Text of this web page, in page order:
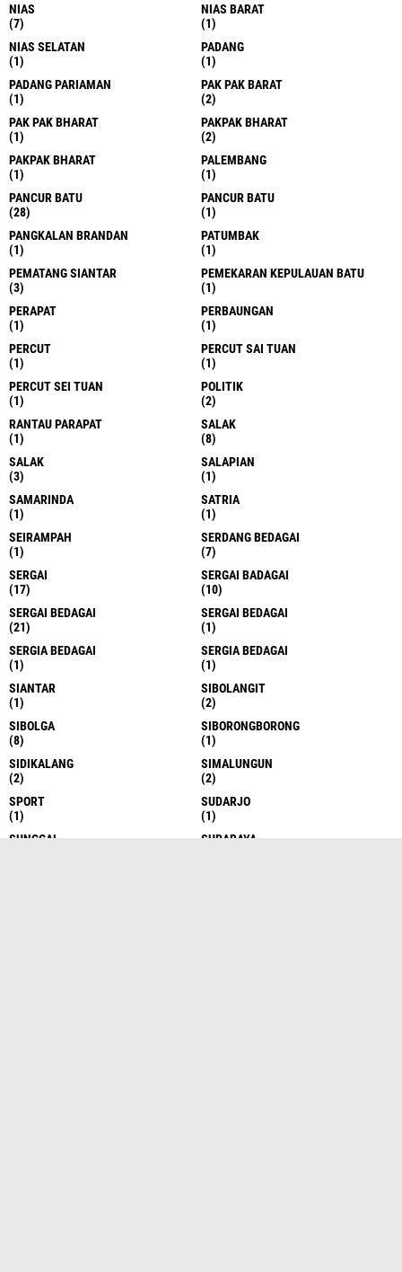
NIAS
(7)
NIAS BARAT
(1)
NIAS SELATAN
(1)
PADANG
(1)
PADANG PARIAMAN
(1)
PAK PAK BARAT
(2)
PAK PAK BHARAT
(1)
PAKPAK BHARAT
(2)
PAKPAK BHARAT
(1)
PALEMBANG
(1)
PANCUR BATU
(28)
PANCUR BATU
(1)
PANGKALAN BRANDAN
(1)
PATUMBAK
(1)
PEMATANG SIANTAR
(3)
PEMEKARAN KEPULAUAN BATU
(1)
PERAPAT
(1)
PERBAUNGAN
(1)
PERCUT
(1)
PERCUT SAI TUAN
(1)
PERCUT SEI TUAN
(1)
POLITIK
(2)
RANTAU PARAPAT
(1)
SALAK
(8)
SALAK
(3)
SALAPIAN
(1)
SAMARINDA
(1)
SATRIA
(1)
SEIRAMPAH
(1)
SERDANG BEDAGAI
(7)
SERGAI
(17)
SERGAI BADAGAI
(10)
SERGAI BEDAGAI
(21)
SERGAI BEDAGAI
(1)
SERGIA BEDAGAI
(1)
SERGIA BEDAGAI
(1)
SIANTAR
(1)
SIBOLANGIT
(2)
SIBOLGA
(8)
SIBORONGBORONG
(1)
SIDIKALANG
(2)
SIMALUNGUN
(2)
SPORT
(1)
SUDARJO
(1)
SUNGGAL
SURABAYA